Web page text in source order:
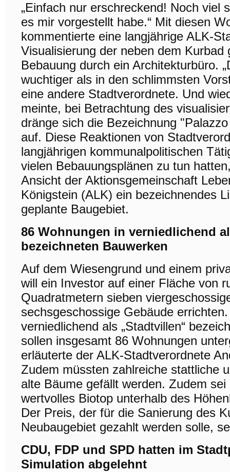
„Einfach nur erschreckend! Noch viel
es mir vorgestellt habe.“ Mit diesen
kommentierte eine langjährige ALK-
Visualisierung der neben dem Kurbad
Bebauung durch ein Architekturbüro.
wuchtiger als in den schlimmsten
eine andere Stadtverordnete. Und
meinte, bei Betrachtung des
dränge sich die Bezeichnung
auf. Diese Reaktionen von
langjährigen kommunalpolitischen
vielen Bebauungsplänen zu tun
Ansicht der Aktionsgemeinschaft
Königstein (ALK) ein bezeichnendes
geplante Baugebiet.
86 Wohnungen in verniedlichend
bezeichneten Bauwerken
Auf dem Wiesengrund und einem
will ein Investor auf einer Fläche von
Quadratmetern sieben
sechsgeschossige Gebäude
verniedlichend als „Stadtvillen“
sollen insgesamt 86 Wohnungen
erläuterte der ALK-Stadtverordnete
Zudem müssten zahlreiche stattliche
alte Bäume gefällt werden. Zudem sei
wertvolles Biotop unterhalb des
Der Preis, der für die Sanierung des
Neubaugebiet gezahlt werden solle,
CDU, FDP und SPD hatten im
Simulation abgelehnt